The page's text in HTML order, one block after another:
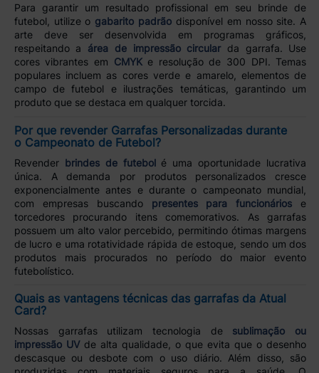
Para garantir um resultado profissional em seu brinde de
futebol, utilize o gabarito padrão disponível em nosso site. A
arte deve ser desenvolvida em programas gráficos,
respeitando a área de impressão circularda garrafa. Use
cores vibrantes em CMYKe resolução de 300 DPI. Temas
populares incluem as cores verde e amarelo, elementos de
campo de futebol e ilustrações temáticas, garantindo um
produto que se destaca em qualquer torcida.
Por que revender Garrafas Personalizadas durante
o Campeonato de Futebol?
Revender brindes de futebolé uma oportunidade lucrativa
única. A demanda por produtos personalizados cresce
exponencialmente antes e durante o campeonato mundial,
com empresas buscando presentes para funcionários e
torcedores procurando itens comemorativos. As garrafas
possuem um alto valor percebido, permitindo ótimas margens
de lucro e uma rotatividade rápida de estoque, sendo um dos
produtos mais procurados no período do maior evento
futebolístico.
Quais as vantagens técnicas das garrafas da Atual
Card?
Nossas garrafas utilizam tecnologia de sublimação ou
impressão UVde alta qualidade, o que evita que o desenho
descasque ou desbote com o uso diário. Além disso, são